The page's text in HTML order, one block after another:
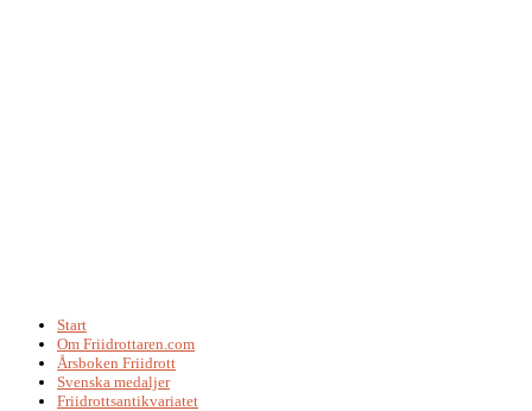
Start
Om Friidrottaren.com
Årsboken Friidrott
Svenska medaljer
Friidrottsantikvariatet